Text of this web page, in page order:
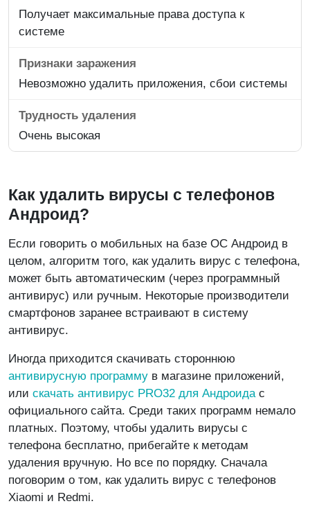
Получает максимальные права доступа к
системе
Невозможно удалить приложения, сбои системы
Очень высокая
Как удалить вирусы с телефонов
Андроид?
Если говорить о мобильных на базе ОС Андроид в
целом, алгоритм того, как удалить вирус с телефона,
может быть автоматическим (через программный
антивирус) или ручным. Некоторые производители
смартфонов заранее встраивают в систему
антивирус.
Иногда приходится скачивать стороннюю
антивирусную программу в магазине приложений,
или скачать антивирус PRO32 для Андроида с
официального сайта. Среди таких программ немало
платных. Поэтому, чтобы удалить вирусы с
телефона бесплатно, прибегайте к методам
удаления вручную. Но все по порядку. Сначала
поговорим о том, как удалить вирус с телефонов
Xiaomi и Redmi.